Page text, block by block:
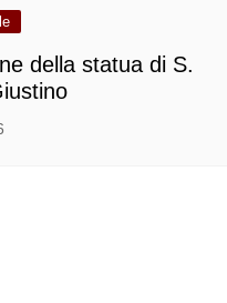
della statua di S.